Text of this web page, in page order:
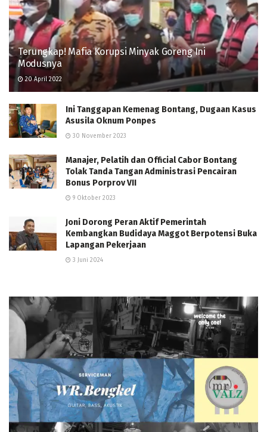
Terungkap! Mafia Korupsi Minyak Goreng Ini
Modusnya
20 April 2022
Ini Tanggapan Kemenag Bontang, Dugaan Kasus
Asusila Oknum Ponpes
30 November 2023
Manajer, Pelatih dan Official Cabor Bontang
Tolak Tanda Tangan Administrasi Pencairan
Bonus Porprov VII
9 Oktober 2023
Joni Dorong Peran Aktif Pemerintah
Kembangkan Budidaya Maggot Berpotensi Buka
Lapangan Pekerjaan
3 Juni 2024